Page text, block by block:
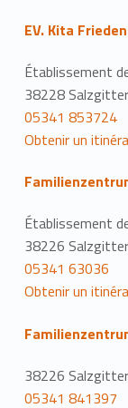
EV. Kita
Établissement
38228 Salzgitter
05341 853724
Obtenir un
Établissement
38226 Salzgitter
05341 63036
Obtenir un
38226 Salzgitter
05341 841397